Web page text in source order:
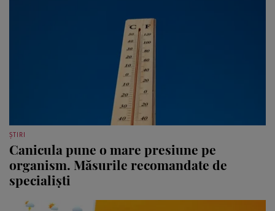
Canicula pune o mare presiune pe
organism. Măsurile recomandate de
specialiști